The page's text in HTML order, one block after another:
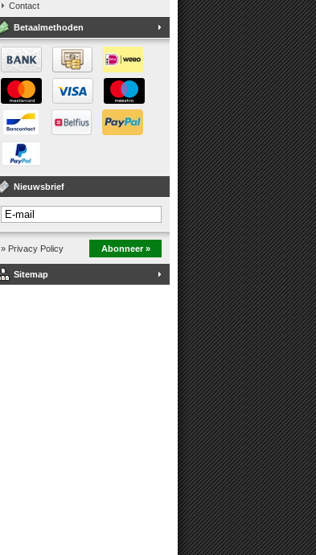
Contact
Betaalmethoden
Nieuwsbrief
» Privacy Policy Abonneer »
Sitemap